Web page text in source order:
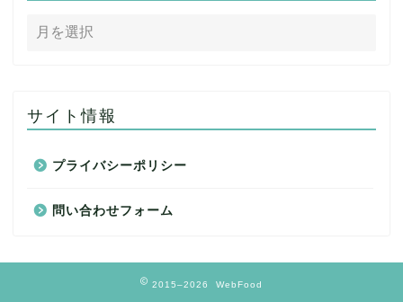
サイト情報
プライバシーポリシー
問い合わせフォーム
2015–2026 WebFood